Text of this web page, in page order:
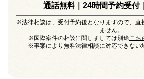
通話無料｜24時間予約受付
※法律相談は、受付予約後となりますので、直
ません。
※国際案件の相談に関しましては別途こち
※事案により無料法律相談に対応できない